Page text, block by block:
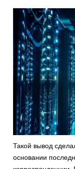
Такой вывод
основании